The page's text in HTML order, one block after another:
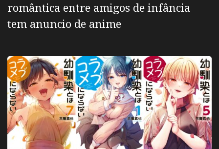
romântica entre amigos de infância
tem anuncio de anime